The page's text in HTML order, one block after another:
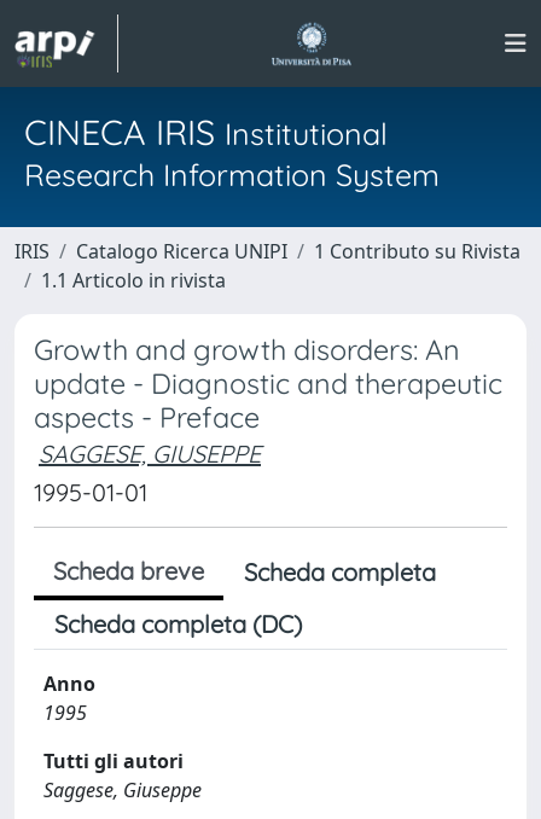
CINECA IRIS Institutional
Research Information System
IRIS Catalogo Ricerca UNIPI
1 Contributo su Rivista
1.1 Articolo in rivista
Growth and growth disorders: An
update - Diagnostic and therapeutic
aspects - Preface
SAGGESE, GIUSEPPE
1995-01-01
Scheda breve
Scheda completa
Scheda completa (DC)
Anno
1995
Tutti gli autori
Saggese, Giuseppe